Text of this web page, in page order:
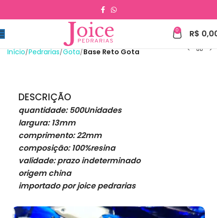
0 R$
Início Pedrarias Gota Base Reto Gota
DESCRIÇÃO
quantidade: 500Unidades
largura: 13mm
comprimento: 22mm
composição: 100%resina
validade: prazo indeterminado
origem china
importado por joice pedrarias